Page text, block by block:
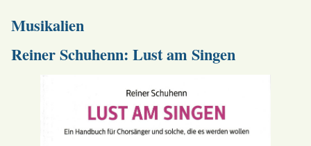
Musikalien
Reiner Schuhenn: Lust am Singen